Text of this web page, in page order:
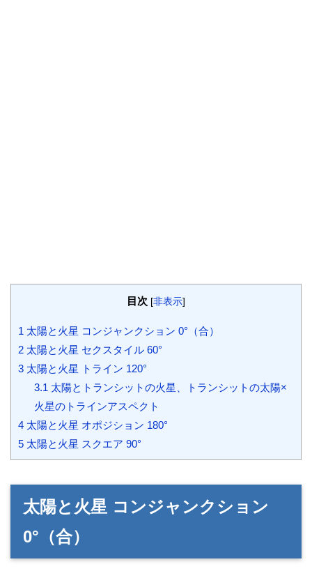
目次 [非表示]
1 太陽と火星 コンジャンクション 0°（合）
2 太陽と火星 セクスタイル 60°
3 太陽と火星 トライン 120°
3.1 太陽とトランシットの火星、トランシットの太陽×
火星のトラインアスペクト
4 太陽と火星 オポジション 180°
5 太陽と火星 スクエア 90°
太陽と火星 コンジャンクション
0°（合）